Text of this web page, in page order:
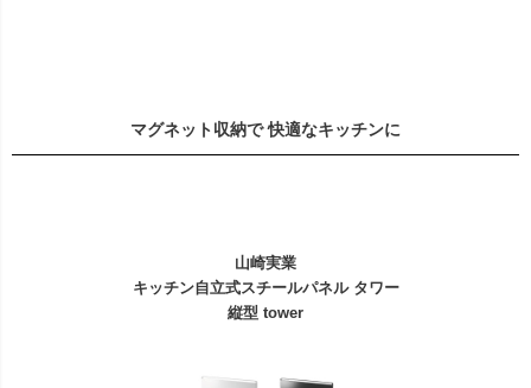
マグネット収納で 快適なキッチンに
山崎実業
キッチン自立式スチールパネル タワー
縦型 tower